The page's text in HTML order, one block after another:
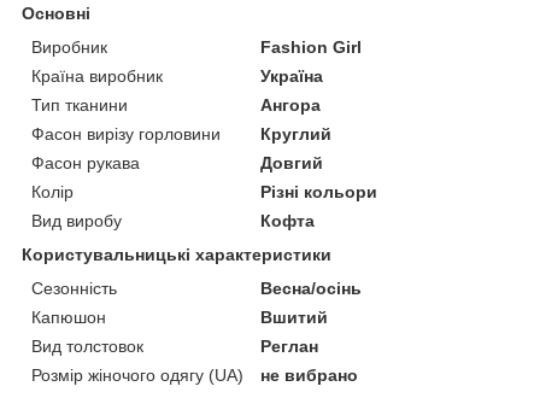
Основні
Виробник
Fashion Girl
Країна виробник
Україна
Тип тканини
Ангора
Фасон вирізу горловини
Круглий
Фасон рукава
Довгий
Колір
Різні кольори
Вид виробу
Кофта
Користувальницькі характеристики
Сезонність
Весна/осінь
Капюшон
Вшитий
Вид толстовок
Реглан
Розмір жіночого одягу (UA)
не вибрано